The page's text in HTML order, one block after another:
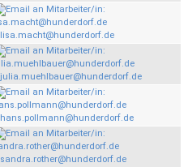
lisa.macht@hunderdorf.de
julia.muehlbauer@hunderdorf.de
hans.pollmann@hunderdorf.de
sandra.rother@hunderdorf.de